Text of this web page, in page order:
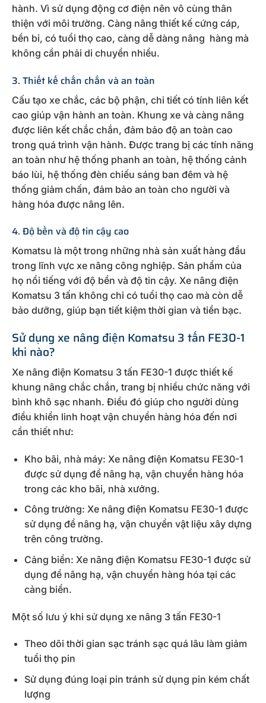
hành. Vì sử dụng động cơ điện nên vô cùng thân
thiện với môi trường. Càng nâng thiết kế cứng cáp,
bền bỉ, có tuổi thọ cao, càng dễ dàng nâng hàng mà
không cần phải di chuyển nhiều.
3. Thiết kế chắn chắn và an toàn
Cấu tạo xe chắc, các bộ phận, chi tiết có tính liên kết
cao giúp vận hành an toàn. Khung xe và càng nâng
được liên kết chắc chắn, đảm bảo độ an toàn cao
trong quá trình vận hành. Được trang bị các tính năng
an toàn như hệ thống phanh an toàn, hệ thống cảnh
báo lùi, hệ thống đèn chiếu sáng ban đêm và hệ
thống giảm chấn, đảm bảo an toàn cho người và
hàng hóa được nâng lên.
4. Độ bền và độ tin cậy cao
Komatsu là một trong những nhà sản xuất hàng đầu
trong lĩnh vực xe nâng công nghiệp. Sản phẩm của
họ nổi tiếng với độ bền và độ tin cậy. Xe nâng điện
Komatsu 3 tấn không chỉ có tuổi thọ cao mà còn dễ
bảo dưỡng, giúp bạn tiết kiệm thời gian và tiền bạc.
Sử dụng xe nâng điện Komatsu 3 tấn FE30-1
khi nào?
Xe nâng điện Komatsu 3 tấn FE30-1 được thiết kế
khung nâng chắc chắn, trang bị nhiều chức năng với
bình khô sạc nhanh. Điều đó giúp cho người dùng
điều khiển linh hoạt vận chuyển hàng hóa đến nơi
cần thiết như:
Kho bãi, nhà máy: Xe nâng điện Komatsu FE30-1
được sử dụng để nâng hạ, vận chuyển hàng hóa
trong các kho bãi, nhà xưởng.
Công trường: Xe nâng điện Komatsu FE30-1 được
sử dụng để nâng hạ, vận chuyển vật liệu xây dựng
trên công trường.
Cảng biển: Xe nâng điện Komatsu FE30-1 được sử
dụng để nâng hạ, vận chuyển hàng hóa tại các
cảng biển.
Một số lưu ý khi sử dụng xe nâng 3 tấn FE30-1
Theo dõi thời gian sạc tránh sạc quá lâu làm giảm
tuổi thọ pin
Sử dụng đúng loại pin tránh sử dụng pin kém chất
lượng